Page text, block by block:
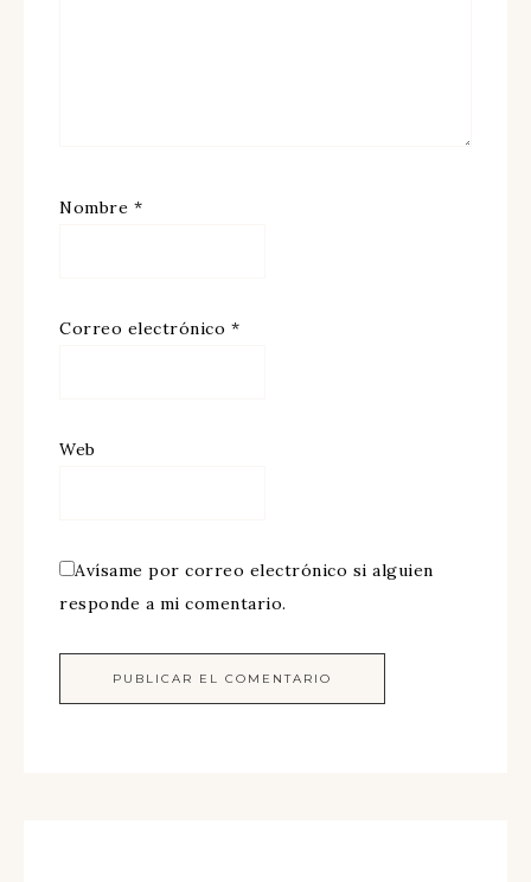
Nombre *
Correo electrónico *
Web
Avísame por correo electrónico si alguien
responde a mi comentario.